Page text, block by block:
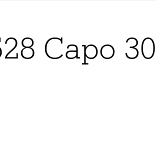
Capo 30